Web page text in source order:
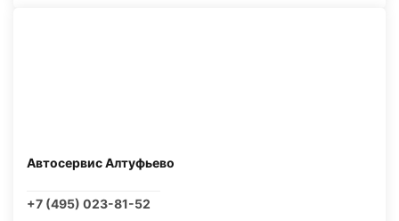
Автосервис Алтуфьево
+7 (495) 023-81-52